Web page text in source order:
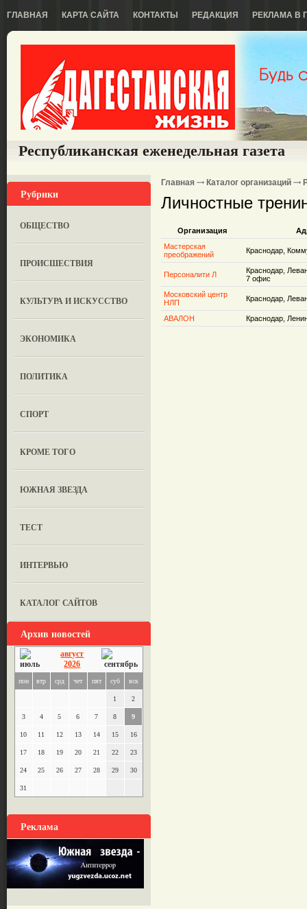
ГЛАВНАЯ КАРТА САЙТА КОНТАКТЫ РЕДАКЦИЯ РЕКЛАМА В
Республиканская еженедельная газета
Рубрики
ОБЩЕСТВО
ПРОИСШЕСТВИЯ
КУЛЬТУРА И ИСКУССТВО
ЭКОНОМИКА
ПОЛИТИКА
СПОРТ
КРОМЕ ТОГО
ЮЖНАЯ ЗВЕЗДА
ТЕСТ
ИНТЕРВЬЮ
КАТАЛОГ САЙТОВ
Архив новостей
август
2026
пон втр срд чет пят суб вск
1 2
3 4 5 6 7 8 9
10 11 12 13 14 15 16
17 18 19 20 21 22 23
24 25 26 27 28 29 30
31
Реклама
Главная Каталог организаций
Личностные
Организация
Мастерская
преображений
Краснодар,
Персоналити Л
Краснодар,
7 офис
Московский центр
НЛП
Краснодар,
АВАЛОН Краснодар,